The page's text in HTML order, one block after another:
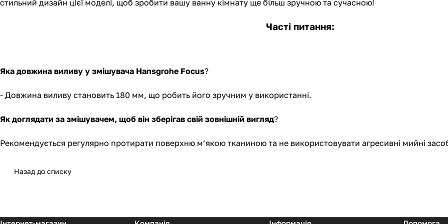
стильний дизайн цієї моделі, щоб зробити вашу ванну кімнату ще більш зручною та сучасною!
Часті питання:
Яка довжина виливу у змішувача Hansgrohe Focus?
- Довжина виливу становить 180 мм, що робить його зручним у використанні.
Як доглядати за змішувачем, щоб він зберігав свій зовнішній вигляд?
Рекомендується регулярно протирати поверхню м’якою тканиною та не використовувати агресивні мийні
Назад до списку